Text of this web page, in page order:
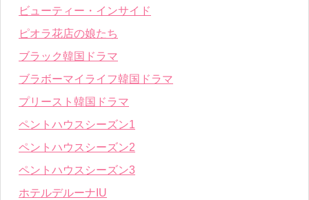
ビューティー・インサイド
ピオラ花店の娘たち
ブラック韓国ドラマ
ブラボーマイライフ韓国ドラマ
プリースト韓国ドラマ
ペントハウスシーズン1
ペントハウスシーズン2
ペントハウスシーズン3
ホテルデルーナIU